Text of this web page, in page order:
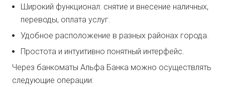
Широкий функционал: снятие и внесение наличных,
переводы, оплата услуг.
Удобное расположение в разных районах города.
Простота и интуитивно понятный интерфейс.
Через банкоматы Альфа Банка можно осуществлять
следующие операции: